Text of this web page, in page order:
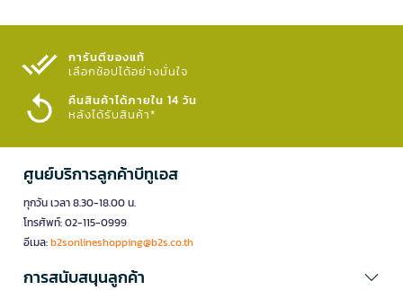
การันตีของแท้
เลือกช้อปได้อย่างมั่นใจ​
คืนสินค้าได้ภายใน 14 วัน
หลังได้รับสินค้า*
ศูนย์บริการลูกค้าบีทูเอส
ทุกวัน เวลา 8.30-18.00 น.
โทรศัพท์: 02-115-0999
อีเมล:b2sonlineshopping@b2s.co.th
การสนับสนุนลูกค้า